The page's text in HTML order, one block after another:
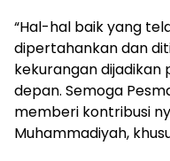
“Hal-hal baik yang
dipertahankan dan
kekurangan
depan. Semoga
memberi kontribusi
Muhammadiyah,